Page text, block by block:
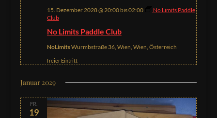
No Limits Paddle Club
15. Dezember 2028 @ 20:00bis02:00
No Limits Paddle
Club
NoLimitsWurmbstraße 36, Wien, Wien, Österreich
freier Eintritt
Januar 2029
FR.
19